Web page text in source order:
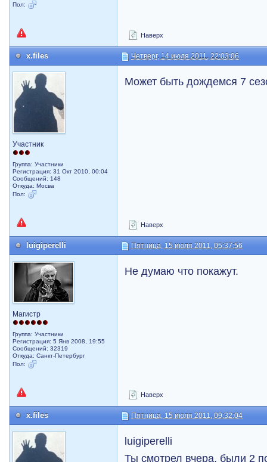
Пол:
Наверх
x.files Четверг, 14 июля 2011, 22:03:06
Участник
Группа: Участники
Регистрация: 31 Окт 2010, 00:04
Сообщений: 148
Откуда: Мосва
Пол:
Может быть дождемся 7
Наверх
luigiperelli Пятница, 15 июля 2011, 05:37:56
Магистр
Группа: Участники
Регистрация: 5 Янв 2008, 19:55
Сообщений: 32319
Откуда: Санкт-Петербург
Пол:
Не думаю что покажут.
Наверх
x.files Пятница, 15 июля 2011, 09:32:04
luigiperelli
Ты смотрел вчера, были 2